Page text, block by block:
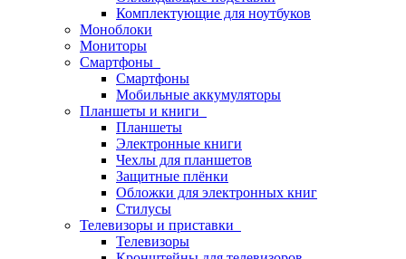
Комплектующие для ноутбуков
Моноблоки
Мониторы
Смартфоны
Смартфоны
Мобильные аккумуляторы
Планшеты и книги
Планшеты
Электронные книги
Чехлы для планшетов
Защитные плёнки
Обложки для электронных книг
Стилусы
Телевизоры и приставки
Телевизоры